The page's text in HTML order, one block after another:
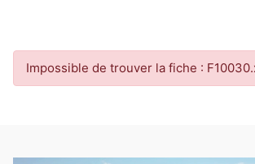
Impossible de trouver la fiche :